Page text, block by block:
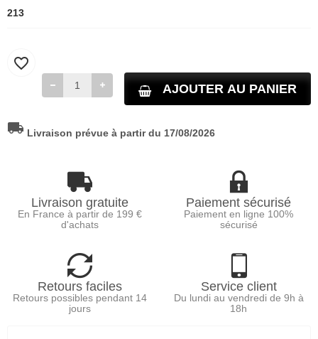
213
AJOUTER AU PANIER
favorite_border
local_shipping Livraison prévue à partir du 17/08/2026
Livraison gratuite
En France à partir de 199 €
d'achats
Paiement sécurisé
Paiement en ligne 100%
sécurisé
Retours faciles
Retours possibles pendant 14
jours
Service client
Du lundi au vendredi de 9h à
18h